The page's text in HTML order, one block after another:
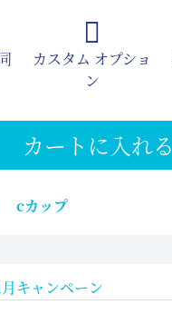
カスタム オプショ
ン
カートに入れる
cカップ
キャンペーン